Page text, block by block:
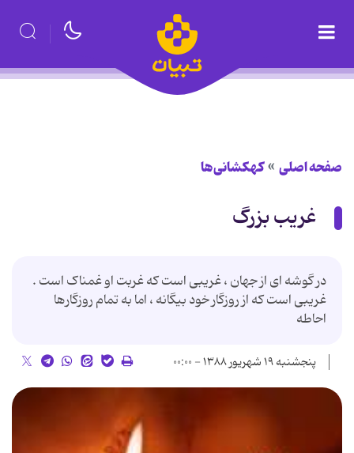
صفحه اصلی کهکشانی‌ها
غریب بزرگ
در گوشه ای از جهان ، غریبی است که غربت او غمناک است .
غریبی است که از روزگار خود بیگانه ، اما به تمام روزگارها
احاطه
پنجشنبه ۱۹ شهریور ۱۳۸۸ - ۰۰:۰۰